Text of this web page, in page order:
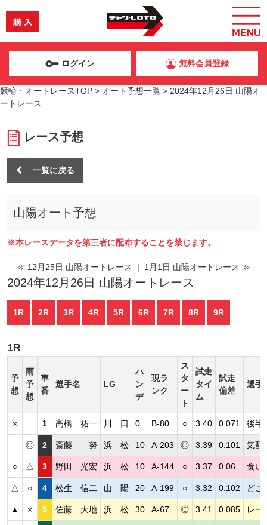
ログイン 無料会員登録
競輪・オートレースTOP > オート予想一覧 > 2024年12月26日 山陽オ
ートレース
レース予想
一覧に戻る
山陽オート予想
※本レースデータを第三者に配布することを禁じます。
≪ 12月25日 山陽オートレース | 1月1日 山陽オートレース ≫
2024年12月26日 山陽オートレース
1R 2R 3R 4R 5R 6R 7R 8R 9R
1R
予
想
雨
予
想
車
番
選手名 LG
ハ
ン
デ
現ラ
ンク
ス
タ
ー
ト
試走
タイ
ム
試走
偏差
選手
× 1 高橋 祐一 川 口 0 B-80 ○ 3.40 0.071 後半
◎ 2 斎藤 努 浜 松 10 A-203 ◎ 3.39 0.101 気配
○ △ 3 野田 光宏 浜 松 10 A-144 ○ 3.37 0.06 食い
△ ○ 4 松生 信二 山 陽 20 A-199 ○ 3.32 0.102 どこ
▲ × 5 佐藤 大地 浜 松 30 A-67 ◎ 3.41 0.085 レー